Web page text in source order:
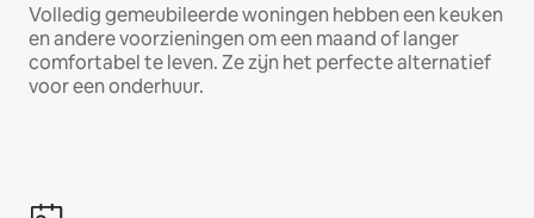
Volledig gemeubileerde woningen hebben een keuken
en andere voorzieningen om een maand of langer
comfortabel te leven. Ze zijn het perfecte alternatief
voor een onderhuur.